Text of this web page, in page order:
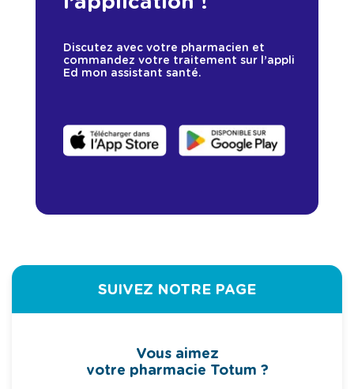
Discutez avec votre pharmacien et
commandez votre traitement sur l’appli
Ed mon assistant santé.
SUIVEZ NOTRE PAGE
Vous aimez
votre pharmacie Totum ?